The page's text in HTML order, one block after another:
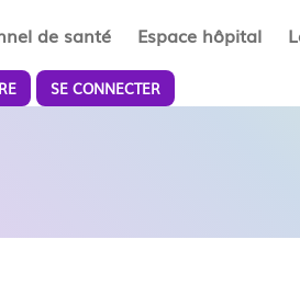
de santé Espace hôpital
SE CONNECTER